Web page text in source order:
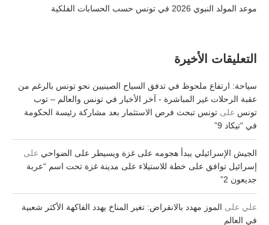
موعد المولد النبوي 2026 في تونس حسب الحسابات الفلكية
التعليقات الأخيرة
سياحة: ارتفاع ملحوظ في تدفق السياح الصينيين نحو تونس بالرغم من
عقبة الرحلات غير المباشرة - آخر الأخبار في تونس والعالم – توب
تونس على تونس تبحث فرص الاستثمار بعد مشاركة رئيسة الحكومة
في “تيكاد 9”
الجيش الإسرائيلي يبدأ هجومه على غزة ويسيطر على الضواحي على
إسرائيل توافق على خطة للاستيلاء على مدينة غزة تحت اسم “عربة
جديعون 2”
علي على الموز مهدد بالانقراض: تغير المناخ يهدد الفاكهة الأكثر شعبية
في العالم